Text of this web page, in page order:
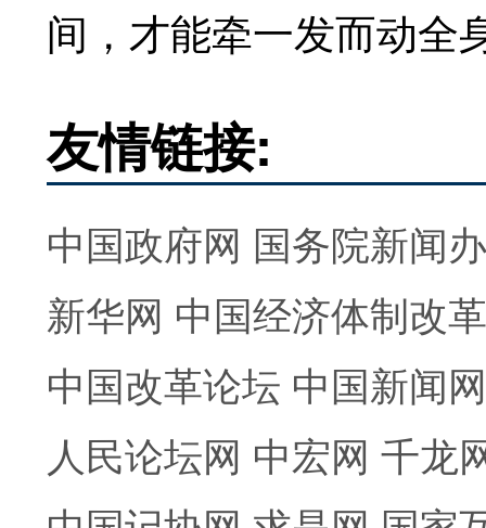
间，才能牵一发而动全
友情链接:
中国政府网 国务院新闻
新华网 中国经济体制改
中国改革论坛 中国新闻网
人民论坛网 中宏网 千龙